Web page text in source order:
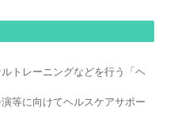
トレーニングなどを行う「ヘ
等に向けてヘルスケアサポー